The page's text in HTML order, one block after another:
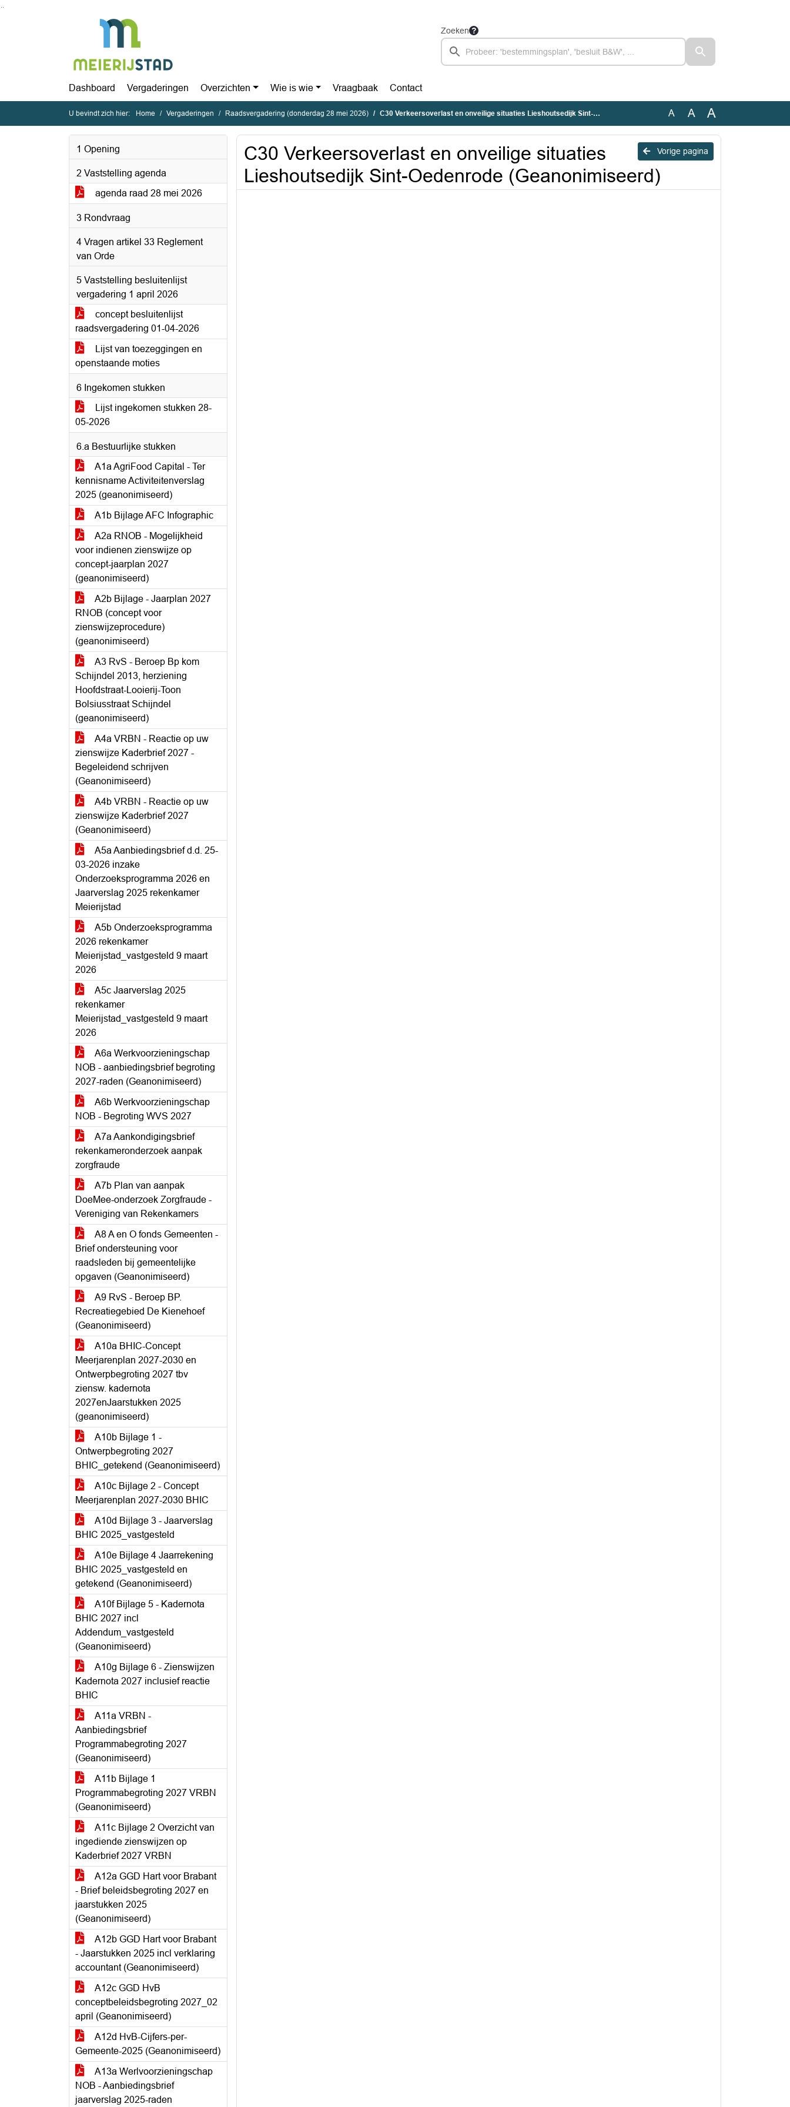
Zoeken
Dashboard Vergaderingen Overzichten Wie is wie Vraagbaak Contact
U bevindt zich hier: Home Vergaderingen Raadsvergadering (donderdag 28 mei 2026) C30 Verkeersoverlast en onveilige situaties Lieshoutsedijk Sint-Oedenrode (Geanonimiseerd) A A A
1 Opening
2 Vaststelling agenda
agenda raad 28 mei 2026
3 Rondvraag
4 Vragen artikel 33 Reglement
van Orde
5 Vaststelling besluitenlijst
vergadering 1 april 2026
concept besluitenlijst
raadsvergadering 01-04-2026
Lijst van toezeggingen en
openstaande moties
6 Ingekomen stukken
Lijst ingekomen stukken 28-
05-2026
6.a Bestuurlijke stukken
A1a AgriFood Capital - Ter
kennisname Activiteitenverslag
2025 (geanonimiseerd)
A1b Bijlage AFC Infographic
A2a RNOB - Mogelijkheid
voor indienen zienswijze op
concept-jaarplan 2027
(geanonimiseerd)
A2b Bijlage - Jaarplan 2027
RNOB (concept voor
zienswijzeprocedure)
(geanonimiseerd)
A3 RvS - Beroep Bp kom
Schijndel 2013, herziening
Hoofdstraat-Looierij-Toon
Bolsiusstraat Schijndel
(geanonimiseerd)
A4a VRBN - Reactie op uw
zienswijze Kaderbrief 2027 -
Begeleidend schrijven
(Geanonimiseerd)
A4b VRBN - Reactie op uw
zienswijze Kaderbrief 2027
(Geanonimiseerd)
A5a Aanbiedingsbrief d.d. 25-
03-2026 inzake
Onderzoeksprogramma 2026 en
Jaarverslag 2025 rekenkamer
Meierijstad
A5b Onderzoeksprogramma
2026 rekenkamer
Meierijstad_vastgesteld 9 maart
2026
A5c Jaarverslag 2025
rekenkamer
Meierijstad_vastgesteld 9 maart
2026
A6a Werkvoorzieningschap
NOB - aanbiedingsbrief begroting
2027-raden (Geanonimiseerd)
A6b Werkvoorzieningschap
NOB - Begroting WVS 2027
A7a Aankondigingsbrief
rekenkameronderzoek aanpak
zorgfraude
A7b Plan van aanpak
DoeMee-onderzoek Zorgfraude -
Vereniging van Rekenkamers
A8 A en O fonds Gemeenten -
Brief ondersteuning voor
raadsleden bij gemeentelijke
opgaven (Geanonimiseerd)
A9 RvS - Beroep BP.
Recreatiegebied De Kienehoef
(Geanonimiseerd)
A10a BHIC-Concept
Meerjarenplan 2027-2030 en
Ontwerpbegroting 2027 tbv
ziensw. kadernota
2027enJaarstukken 2025
(geanonimiseerd)
A10b Bijlage 1 -
Ontwerpbegroting 2027
BHIC_getekend (Geanonimiseerd)
A10c Bijlage 2 - Concept
Meerjarenplan 2027-2030 BHIC
A10d Bijlage 3 - Jaarverslag
BHIC 2025_vastgesteld
A10e Bijlage 4 Jaarrekening
BHIC 2025_vastgesteld en
getekend (Geanonimiseerd)
A10f Bijlage 5 - Kadernota
BHIC 2027 incl
Addendum_vastgesteld
(Geanonimiseerd)
A10g Bijlage 6 - Zienswijzen
Kadernota 2027 inclusief reactie
BHIC
A11a VRBN -
Aanbiedingsbrief
Programmabegroting 2027
(Geanonimiseerd)
A11b Bijlage 1
Programmabegroting 2027 VRBN
(Geanonimiseerd)
A11c Bijlage 2 Overzicht van
ingediende zienswijzen op
Kaderbrief 2027 VRBN
A12a GGD Hart voor Brabant
- Brief beleidsbegroting 2027 en
jaarstukken 2025
(Geanonimiseerd)
A12b GGD Hart voor Brabant
- Jaarstukken 2025 incl verklaring
accountant (Geanonimiseerd)
A12c GGD HvB
conceptbeleidsbegroting 2027_02
april (Geanonimiseerd)
A12d HvB-Cijfers-per-
Gemeente-2025 (Geanonimiseerd)
A13a Werlvoorzieningschap
NOB - Aanbiedingsbrief
jaarverslag 2025-raden
Vorige pagina
C30 Verkeersoverlast en onveilige situaties
Lieshoutsedijk Sint-Oedenrode (Geanonimiseerd)